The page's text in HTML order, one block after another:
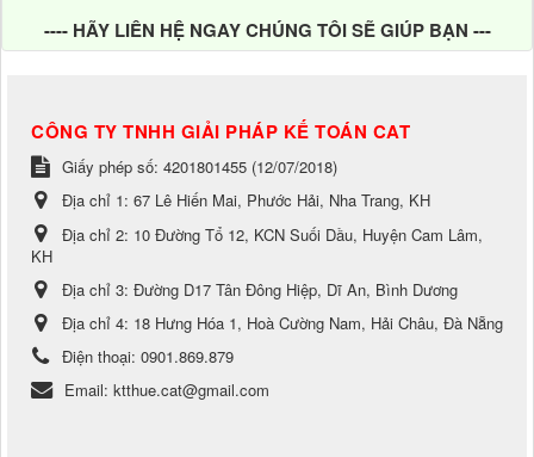
---- HÃY LIÊN HỆ NGAY CHÚNG TÔI SẼ GIÚP BẠN ---
CÔNG TY TNHH GIẢI PHÁP KẾ TOÁN CAT
Giấy phép số: 4201801455 (12/07/2018)
Địa chỉ 1: 67 Lê Hiến Mai, Phước Hải, Nha Trang, KH
Địa chỉ 2: 10 Đường Tổ 12, KCN Suối Dầu, Huyện Cam Lâm,
KH
Địa chỉ 3: Đường D17 Tân Đông Hiệp, Dĩ An, Bình Dương
Địa chỉ 4: 18 Hưng Hóa 1, Hoà Cường Nam, Hải Châu, Đà Nẵng
Điện thoại: 0901.869.879
Email: ktthue.cat@gmail.com